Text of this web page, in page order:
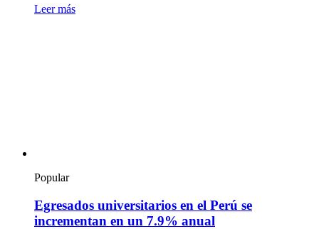
Leer más
Popular
Egresados universitarios en el Perú se
incrementan en un 7.9% anual